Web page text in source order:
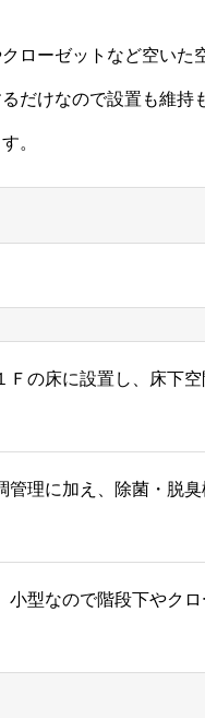
ローゼットなど空い
だけなので設置も維
。
Ｆの床に設置し、床下
管理に加え、除菌・脱
小型なので階段下やク